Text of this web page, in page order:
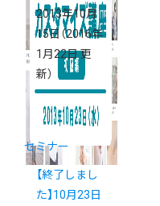
2013年10月
15日 （2016年
1月22日 更
新）
セミナー
【終了しまし
た】10月23日